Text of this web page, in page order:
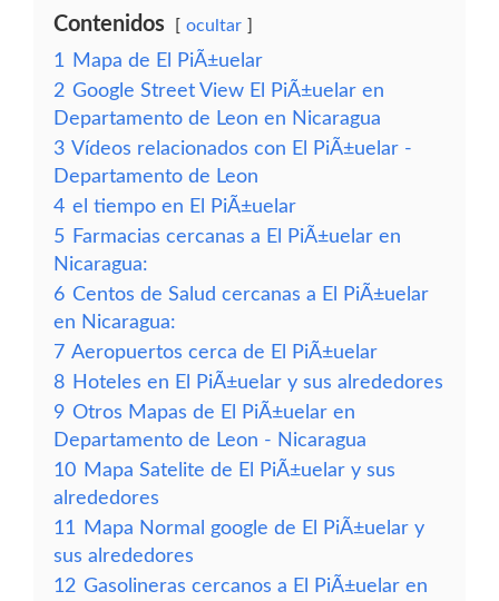
Contenidos ocultar
1
Mapa de El PiÃ±uelar
2 Google Street View El PiÃ±uelar en
Departamento de Leon en Nicaragua
3 Vídeos relacionados con El PiÃ±uelar -
Departamento de Leon
4 el tiempo en El PiÃ±uelar
5 Farmacias cercanas a El PiÃ±uelar en
Nicaragua:
6 Centos de Salud cercanas a El PiÃ±uelar
en Nicaragua:
7 Aeropuertos cerca de El PiÃ±uelar
8 Hoteles en El PiÃ±uelar y sus alrededores
9 Otros Mapas de El PiÃ±uelar en
Departamento de Leon - Nicaragua
10 Mapa Satelite de El PiÃ±uelar y sus
alrededores
11
Mapa Normal google de El PiÃ±uelar y
sus alrededores
12 Gasolineras cercanos a El PiÃ±uelar en